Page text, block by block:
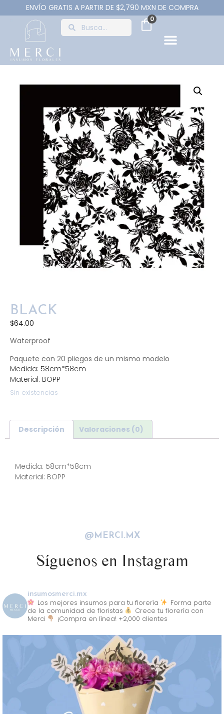
ENVÍO GRATIS A PARTIR DE $2,790 MXN DE COMPRA
0
BLACK
$64.00
Waterproof
Paquete con 20 pliegos de un mismo modelo
Medida: 58cm*58cm
Material: BOPP
Sin existencias
Descripción Valoraciones (0)
Medida: 58cm*58cm
Material: BOPP
@MERCI.MX
Síguenos en Instagram
insumosmerci.mx
Los mejores insumos para tu florería
Forma parte
de la comunidad de floristas
Crece tu florería con
Merci
¡Compra en línea! +2,000 clientes